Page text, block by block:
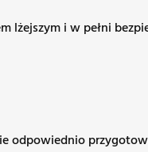
lżejszym i w pełni
odpowiednio